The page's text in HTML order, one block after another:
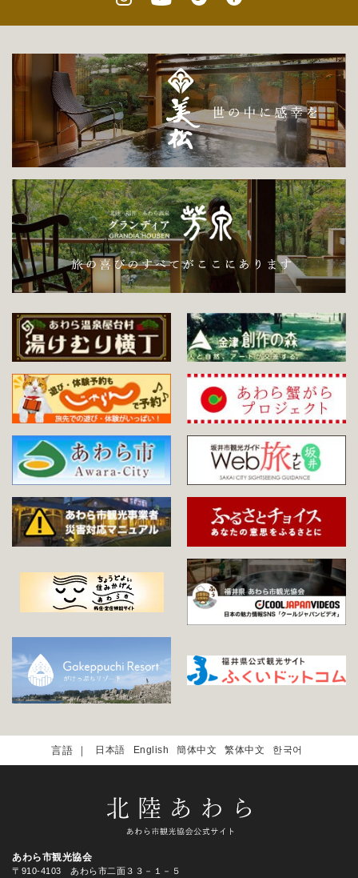
日本語 English 簡体中文 繁体中文 한국어
あわら市観光協会
〒910-4103 あわら市二面３３－１－５